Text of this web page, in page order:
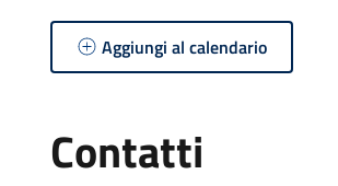
Aggiungi al calendario
Contatti